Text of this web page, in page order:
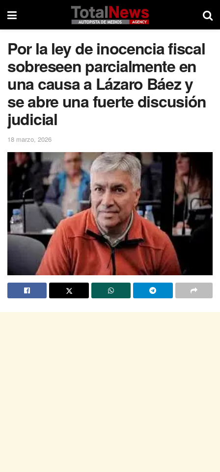
Por la ley de inocencia fiscal
sobreseen parcialmente en
una causa a Lázaro Báez y
se abre una fuerte discusión
judicial
18 marzo, 2026